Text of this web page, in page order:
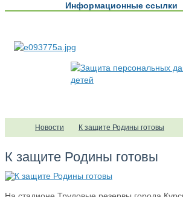
Информационные ссылки
Новости К защите Родины готовы
К защите Родины готовы